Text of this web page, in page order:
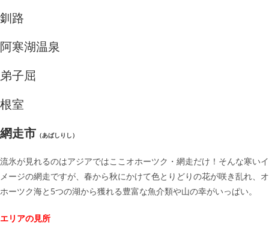
釧路
阿寒湖温泉
弟子屈
根室
網走市 （あばしりし）
流氷が見れるのはアジアではここオホーツク・網走だけ！そんな寒いイ
メージの網走ですが、春から秋にかけて色とりどりの花が咲き乱れ、オ
ホーツク海と5つの湖から獲れる豊富な魚介類や山の幸がいっぱい。
エリアの見所